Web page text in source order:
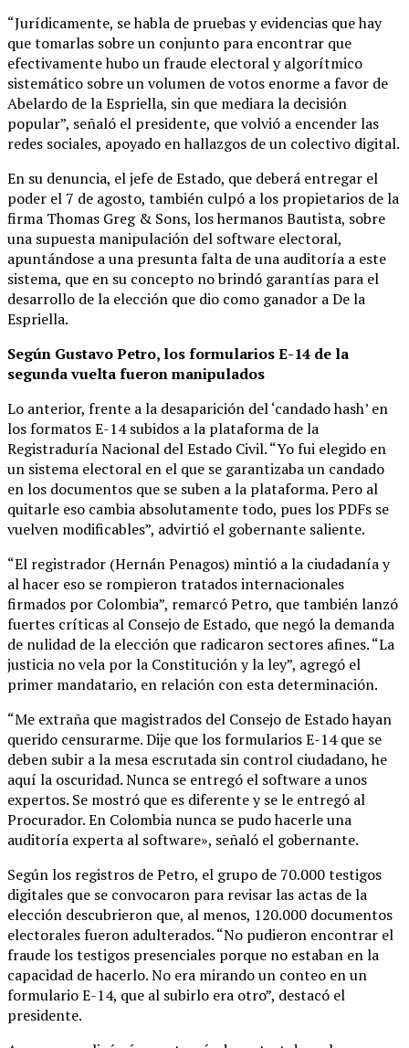
“Jurídicamente, se habla de pruebas y evidencias que hay
que tomarlas sobre un conjunto para encontrar que
efectivamente hubo un fraude electoral y algorítmico
sistemático sobre un volumen de votos enorme a favor de
Abelardo de la Espriella, sin que mediara la decisión
popular”, señaló el presidente, que volvió a encender las
redes sociales, apoyado en hallazgos de un colectivo digital.
En su denuncia, el jefe de Estado, que deberá entregar el
poder el 7 de agosto, también culpó a los propietarios de la
firma Thomas Greg & Sons, los hermanos Bautista, sobre
una supuesta manipulación del software electoral,
apuntándose a una presunta falta de una auditoría a este
sistema, que en su concepto no brindó garantías para el
desarrollo de la elección que dio como ganador a De la
Espriella.
Según Gustavo Petro, los formularios E-14 de la
segunda vuelta fueron manipulados
Lo anterior, frente a la desaparición del ‘candado hash’ en
los formatos E-14 subidos a la plataforma de la
Registraduría Nacional del Estado Civil. “Yo fui elegido en
un sistema electoral en el que se garantizaba un candado
en los documentos que se suben a la plataforma. Pero al
quitarle eso cambia absolutamente todo, pues los PDFs se
vuelven modificables”, advirtió el gobernante saliente.
“El registrador (Hernán Penagos) mintió a la ciudadanía y
al hacer eso se rompieron tratados internacionales
firmados por Colombia”, remarcó Petro, que también lanzó
fuertes críticas al Consejo de Estado, que negó la demanda
de nulidad de la elección que radicaron sectores afines. “La
justicia no vela por la Constitución y la ley”, agregó el
primer mandatario, en relación con esta determinación.
“Me extraña que magistrados del Consejo de Estado hayan
querido censurarme. Dije que los formularios E-14 que se
deben subir a la mesa escrutada sin control ciudadano, he
aquí la oscuridad. Nunca se entregó el software a unos
expertos. Se mostró que es diferente y se le entregó al
Procurador. En Colombia nunca se pudo hacerle una
auditoría experta al software», señaló el gobernante.
Según los registros de Petro, el grupo de 70.000 testigos
digitales que se convocaron para revisar las actas de la
elección descubrieron que, al menos, 120.000 documentos
electorales fueron adulterados. “No pudieron encontrar el
fraude los testigos presenciales porque no estaban en la
capacidad de hacerlo. No era mirando un conteo en un
formulario E-14, que al subirlo era otro”, destacó el
presidente.